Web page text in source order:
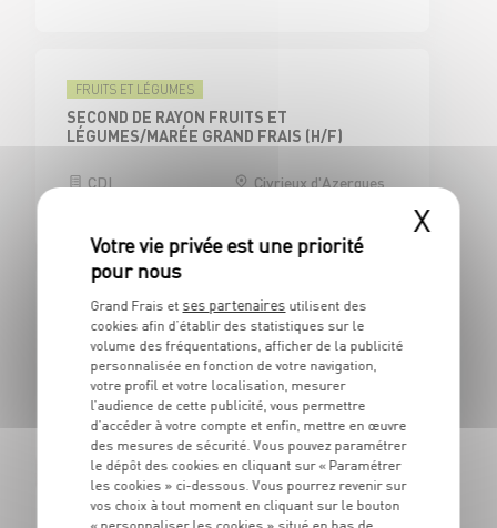
FRUITS ET LÉGUMES
SECOND DE RAYON FRUITS ET
LÉGUMES/MARÉE GRAND FRAIS (H/F)
CDI
Civrieux d'Azergues
CAISSE
CAISSIER CENTRAL / ADJOINT
RESPONSABLE DE CAISSE - H/F
CDI
Civrieux d'Azergues
(69)
BOUCHERIE
X
Grand Frais et ses partenaires utilisent des
cookies afin d’établir des statistiques sur le
volume des fréquentations, afficher de la publicité
personnalisée en fonction de votre navigation,
votre profil et votre localisation, mesurer
l’audience de cette publicité, vous permettre
d’accéder à votre compte et enfin, mettre en œuvre
des mesures de sécurité. Vous pouvez paramétrer
le dépôt des cookies en cliquant sur « Paramétrer
les cookies » ci-dessous. Vous pourrez revenir sur
vos choix à tout moment en cliquant sur le bouton